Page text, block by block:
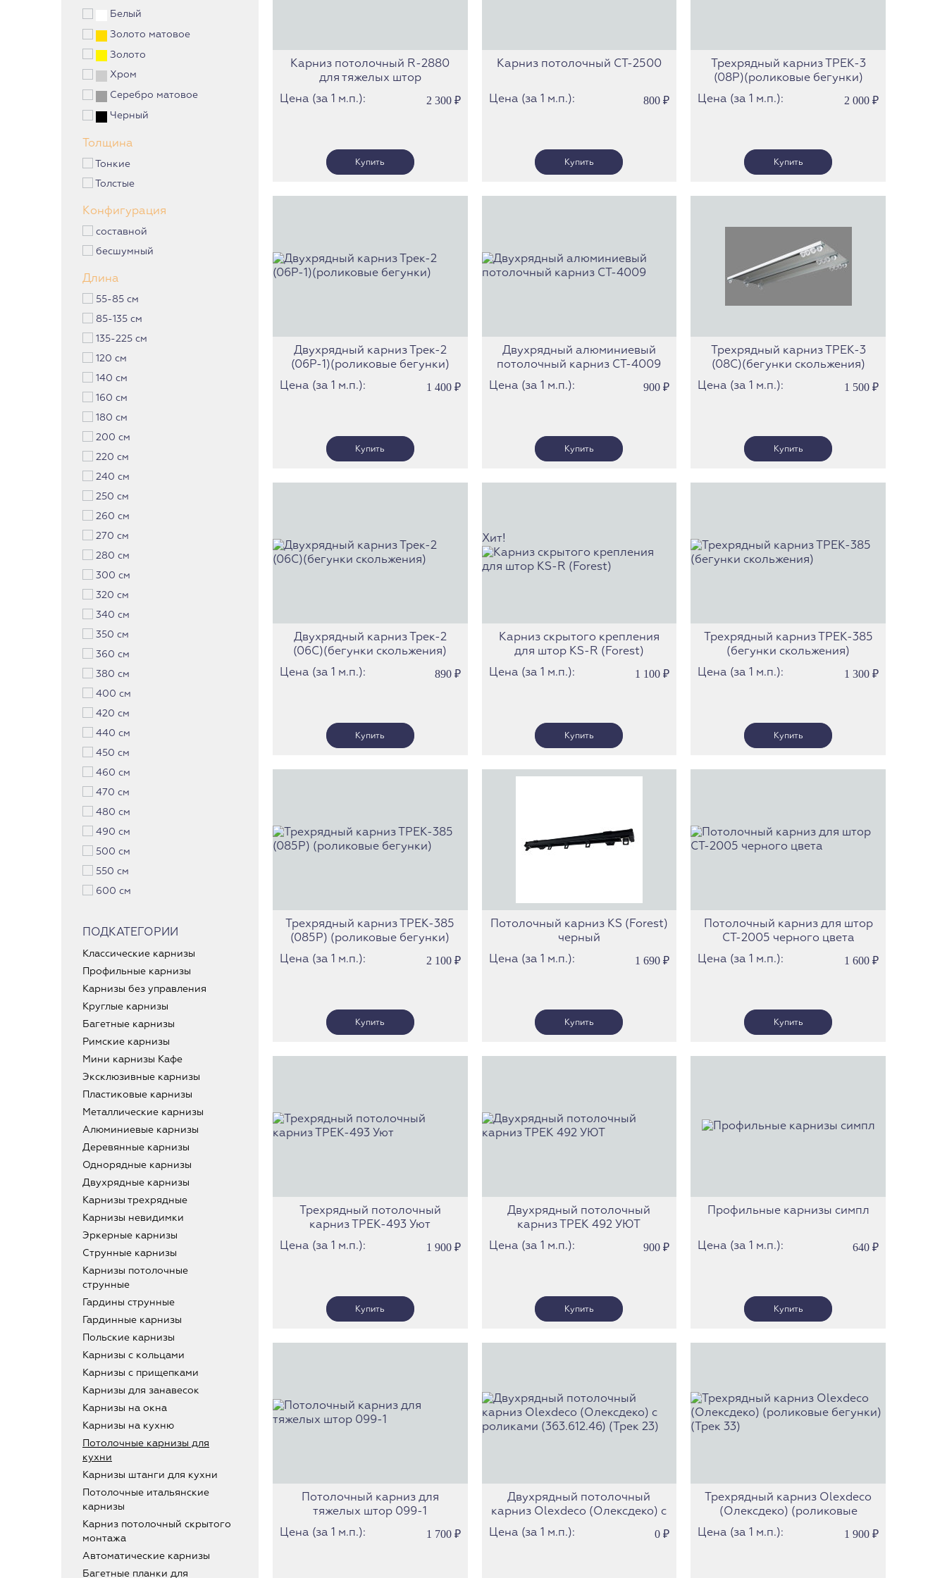
Белый
Золото матовое
Золото
Хром
Серебро матовое
Черный
Толщина
Тонкие
Толстые
Конфигурация
составной
бесшумный
Длина
55-85 см
85-135 см
135-225 см
120 см
140 см
160 см
180 см
200 см
220 см
240 см
250 см
260 см
270 см
280 см
300 см
320 см
340 см
350 см
360 см
380 см
400 см
420 см
440 см
450 см
460 см
470 см
480 см
490 см
500 см
550 см
600 см
ПОДКАТЕГОРИИ
Классические карнизы
Профильные карнизы
Карнизы без управления
Круглые карнизы
Багетные карнизы
Римские карнизы
Мини карнизы Кафе
Эксклюзивные карнизы
Пластиковые карнизы
Металлические карнизы
Алюминиевые карнизы
Деревянные карнизы
Однорядные карнизы
Двухрядные карнизы
Карнизы трехрядные
Карнизы невидимки
Эркерные карнизы
Струнные карнизы
Карнизы потолочные
струнные
Гардины струнные
Гардинные карнизы
Польские карнизы
Карнизы с кольцами
Карнизы с прищепками
Карнизы для занавесок
Карнизы на окна
Карнизы на кухню
Потолочные карнизы для
кухни
Карнизы штанги для кухни
Потолочные итальянские
карнизы
Карниз потолочный скрытого
монтажа
Автоматические карнизы
Багетные планки для
Карниз потолочный R-2880
для тяжелых штор
Цена (за 1 м.п.):
2 300 ₽
Карниз потолочный СТ-2500
Цена (за 1 м.п.): 800₽
Трехрядный карниз ТРЕК-3
(08Р)(роликовые бегунки)
Цена (за 1 м.п.):
2 000 ₽
Двухрядный карниз Трек-2
(06Р-1)(роликовые бегунки)
Цена (за 1 м.п.):
1 400 ₽
Двухрядный алюминиевый
потолочный карниз СТ-4009
Цена (за 1 м.п.):
900₽
Трехрядный карниз ТРЕК-3
(08С)(бегунки скольжения)
Цена (за 1 м.п.):
1 500 ₽
Двухрядный карниз Трек-2
(06С)(бегунки скольжения)
Цена (за 1 м.п.):
890 ₽
Хит!
Карниз скрытого крепления
для штор KS-R (Forest)
Цена (за 1 м.п.):
1 100₽
Трехрядный карниз ТРЕК-385
(бегунки скольжения)
Цена (за 1 м.п.):
1 300 ₽
Трехрядный карниз ТРЕК-385
(085Р) (роликовые бегунки)
Цена (за 1 м.п.):
2 100 ₽
Потолочный карниз KS (Forest)
черный
Цена (за 1 м.п.):
1 690₽
Потолочный карниз для штор
СТ-2005 черного цвета
Цена (за 1 м.п.):
1 600 ₽
Трехрядный потолочный
карниз ТРЕК-493 Уют
Цена (за 1 м.п.):
1 900 ₽
Двухрядный потолочный
карниз ТРЕК 492 УЮТ
Цена (за 1 м.п.):
900₽
Профильные карнизы симпл
Цена (за 1 м.п.): 640 ₽
Потолочный карниз для
тяжелых штор 099-1
Цена (за 1 м.п.):
1 700 ₽
Двухрядный потолочный
карниз Olexdeco (Олексдеко) c
роликами (363.612.46) (Трек 23)
Цена (за 1 м.п.): 0₽
Трехрядный карниз Olexdeco
(Олексдеко) (роликовые
бегунки) (Трек 33)
Цена (за 1 м.п.): 1 900 ₽